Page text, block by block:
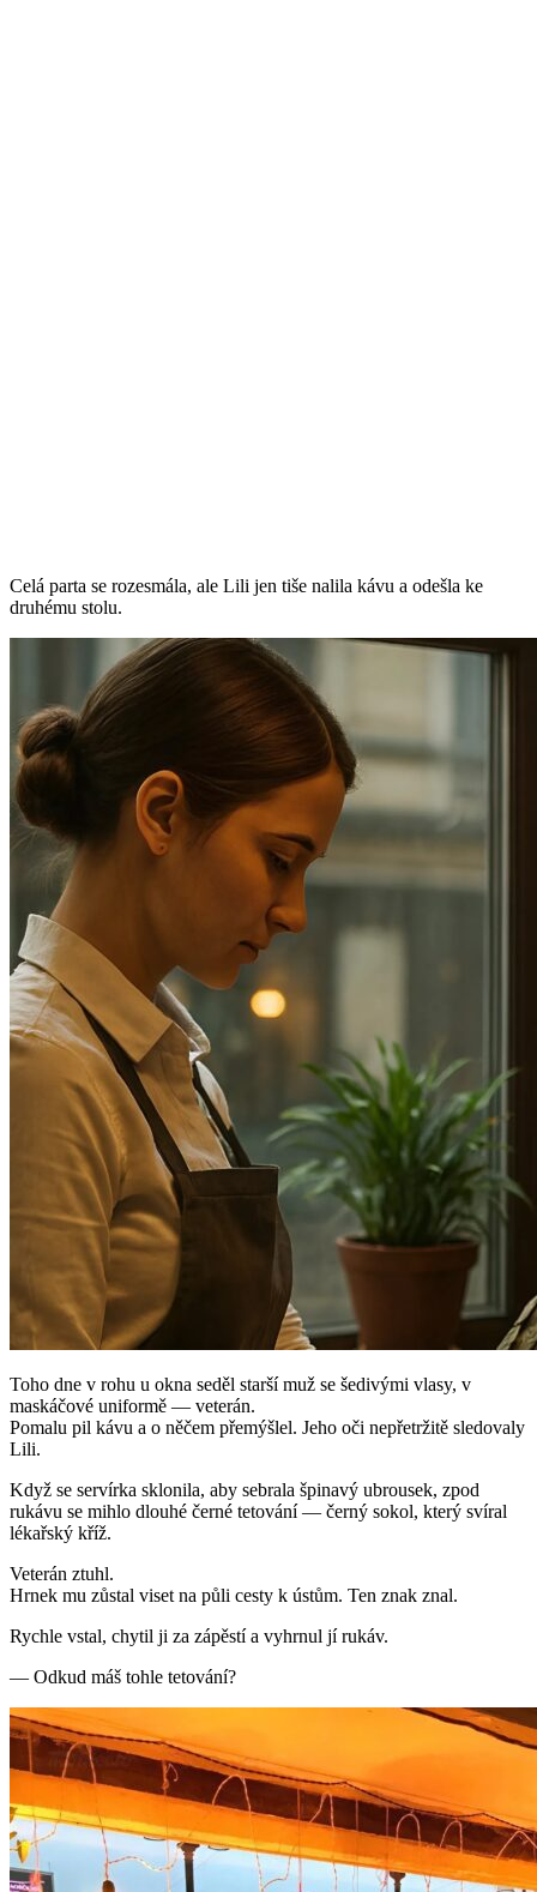
Celá parta se rozesmála, ale Lili jen tiše nalila kávu a odešla ke
druhému stolu.
Toho dne v rohu u okna seděl starší muž se šedivými vlasy, v
maskáčové uniformě — veterán.
Pomalu pil kávu a o něčem přemýšlel. Jeho oči nepřetržitě sledovaly
Lili.
Když se servírka sklonila, aby sebrala špinavý ubrousek, zpod
rukávu se mihlo dlouhé černé tetování — černý sokol, který svíral
lékařský kříž.
Veterán ztuhl.
Hrnek mu zůstal viset na půli cesty k ústům. Ten znak znal.
Rychle vstal, chytil ji za zápěstí a vyhrnul jí rukáv.
— Odkud máš tohle tetování?